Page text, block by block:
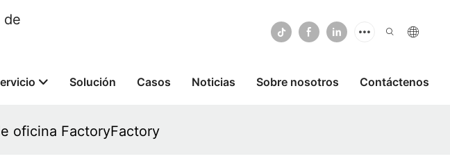
de
Solución Casos Noticias Sobre nosotros Contáctenos
oficina FactoryFactory